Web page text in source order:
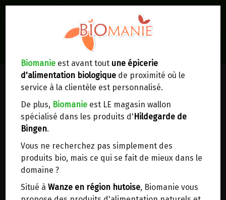
Biomanie est avant tout une épicerie
d'alimentation biologique de proximité où le
service à la clientèle est personnalisé.
De plus, Biomanie est LE magasin wallon
spécialisé dans les produits d' Hildegarde de
Bingen.
Vous ne recherchez pas simplement des
produits bio, mais ce qui se fait de mieux dans le
domaine ?
Situé à Wanze en région hutoise, Biomanie vous
Lieux de réception/livraison
Livraison à votre domicile
Nous envoyons votre commande à votre
domicile enBelgique, France, Luxembourg,
Royaume-Uni, Suisse, Pays-Bas, Portugal,
Espagne. Pour d'autres pays, merci de nous
contacter.
Choisir ce lieu
Dans un point d'enlèvement BPost